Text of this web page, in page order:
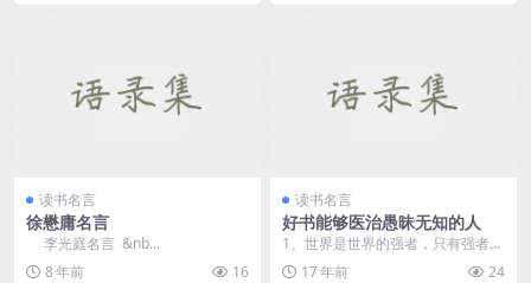
读书名言
徐懋庸名言
李光庭名言 &nb...
8 年前
16
读书名言
好书能够医治愚昧无知的人
1、世界是世界的强者，只有强者，
才能排除万难，改造世界，驾驭世
17 年前 24